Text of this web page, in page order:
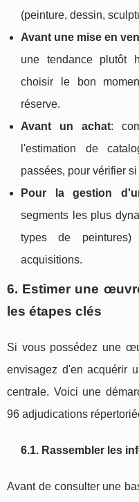
(peinture, dessin,
Avant une mise en
une tendance plutôt
choisir le bon
réserve.
Avant un achat:
l'estimation de
passées, pour vérifier
Pour la gestion
segments les plus
types de
acquisitions.
6. Estimer une
les étapes clés
Si vous possédez une
envisagez d'en acquérir
centrale. Voici une
96 adjudications
6.1. Rassembler les
Avant de consulter une